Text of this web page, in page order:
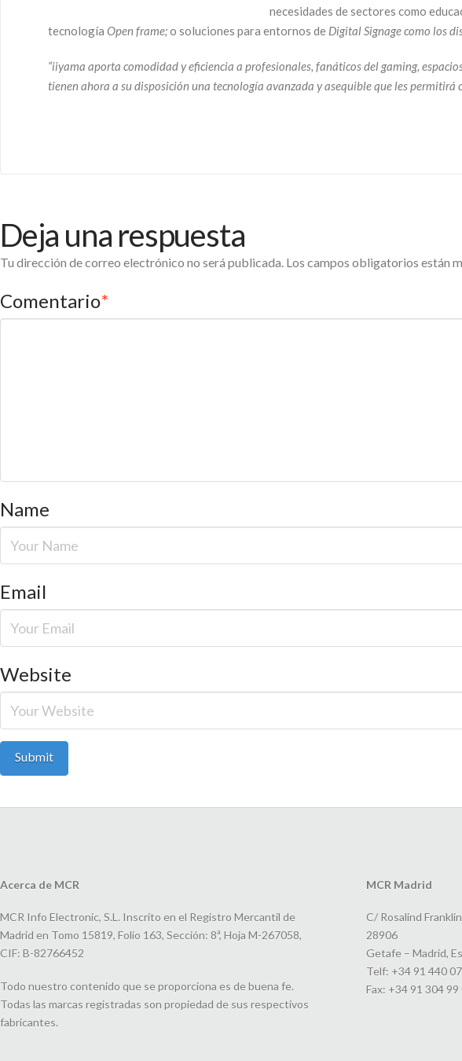
necesidades de sectores como
tecnología Open frame;o soluciones para entornos de Digital Signage como los
“iiyama aporta comodidad y eficiencia a profesionales, fanáticos del gaming,
tienen ahora a su disposición una tecnología avanzada y asequible que les permitirá
Deja una respuesta
Tu dirección de correo electrónico no será publicada. Los campos obligatorios están
Comentario*
Name
Email
Website
Acerca de MCR
MCR Info Electronic, S.L. Inscrito en el Registro Mercantil de
Madrid en Tomo 15819, Folio 163, Sección: 8ª, Hoja M-267058,
CIF: B-82766452
Todo nuestro contenido que se proporciona es de buena fe.
Todas las marcas registradas son propiedad de sus respectivos
fabricantes.
MCR Madrid
C/ Rosalind
28906
Getafe – Madrid,
Telf: +34 91 440
Fax: +34 91 304 99